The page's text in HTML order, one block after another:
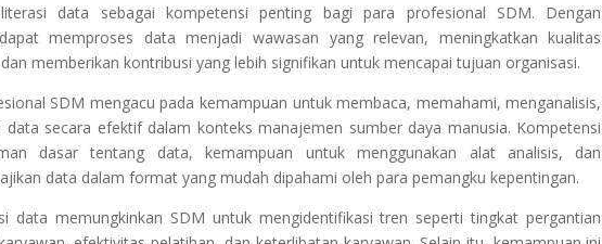
data sebagai kompetensi penting bagi para profesional SDM. Dengan
memproses data menjadi wawasan yang relevan, meningkatkan kualitas
memberikan kontribusi yang lebih signifikan untuk mencapai tujuan organisasi.
SDM mengacu pada kemampuan untuk membaca, memahami, menganalisis,
data secara efektif dalam konteks manajemen sumber daya manusia. Kompetensi
dasar tentang data, kemampuan untuk menggunakan alat analisis, dan
data dalam format yang mudah dipahami oleh para pemangku kepentingan.
data memungkinkan SDM untuk mengidentifikasi tren seperti tingkat pergantian